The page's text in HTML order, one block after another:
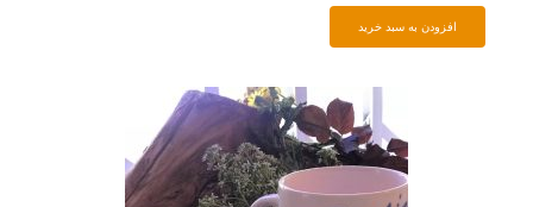
افزودن به سبد خرید